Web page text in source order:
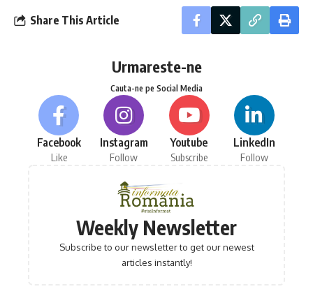
Share This Article
Urmareste-ne
Cauta-ne pe Social Media
Facebook
Like
Instagram
Follow
Youtube
Subscribe
LinkedIn
Follow
Weekly Newsletter
Subscribe to our newsletter to get our newest
articles instantly!